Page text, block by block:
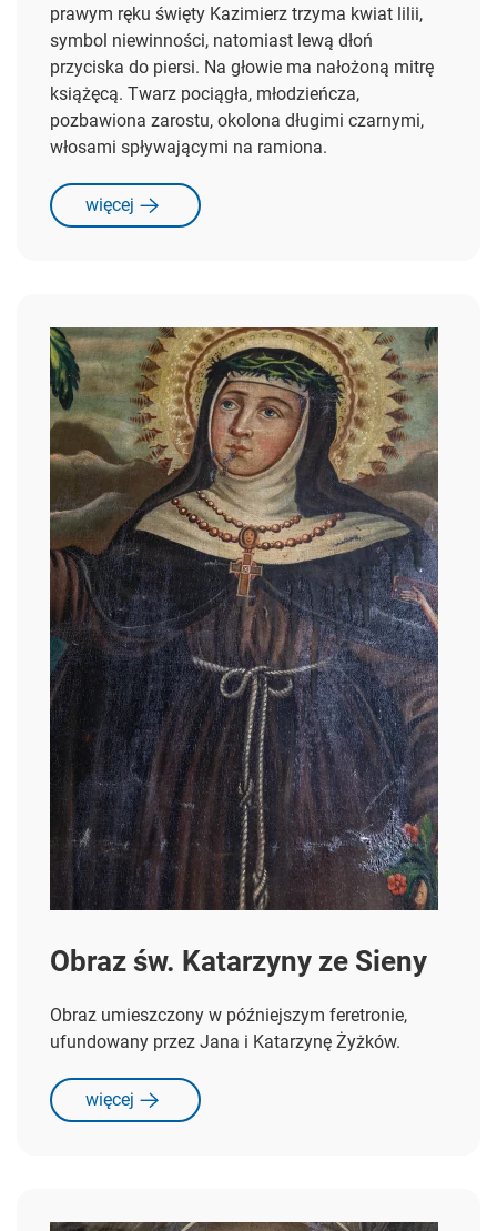
prawym ręku święty Kazimierz trzyma kwiat lilii,
symbol niewinności, natomiast lewą dłoń
przyciska do piersi. Na głowie ma nałożoną mitrę
książęcą. Twarz pociągła, młodzieńcza,
pozbawiona zarostu, okolona długimi czarnymi,
włosami spływającymi na ramiona.
więcej
Obraz św. Katarzyny ze Sieny
Obraz umieszczony w późniejszym feretronie,
ufundowany przez Jana i Katarzynę Żyżków.
więcej